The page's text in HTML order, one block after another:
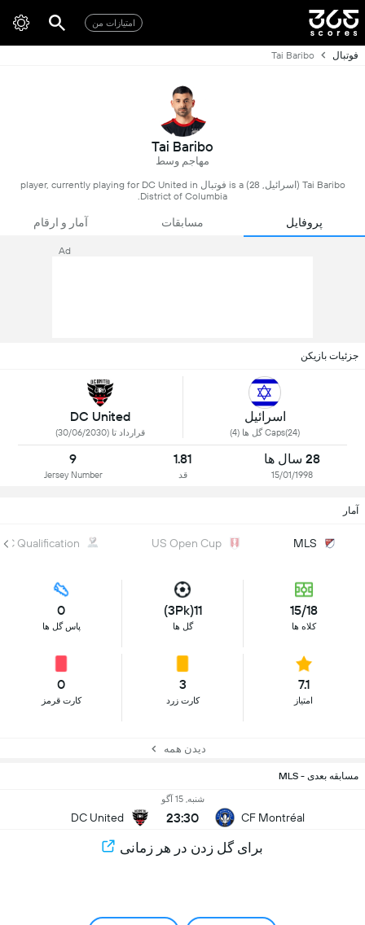
امتیازات من
فوتبال Tai Baribo
Tai Baribo
مهاجم وسط
Tai Baribo (اسرائیل, 28) is a فوتبال player, currently playing for DC United in
District of Columbia.
پروفایل مسابقات آمار و ارقام
Ad
جزئیات بازیکن
اسرائیل
Caps(24) گل ها (4)
DC United
قرارداد تا (30/06/2030)
28 سال ها
15/01/1998
1.81
قد
9
Jersey Number
آمار
MLS
US Open Cup
Qualification
15/18
کلاه ها
11(3Pk)
گل ها
0
پاس گل ها
7.1
امتیاز
3
کارت زرد
0
کارت قرمز
دیدن همه
مسابقه بعدی - MLS
CF Montréal
شنبه, 15 آگو
23:30
DC United
برای گل زدن در هر زمانی